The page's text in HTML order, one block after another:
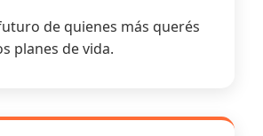
de quienes más querés
planes de vida.